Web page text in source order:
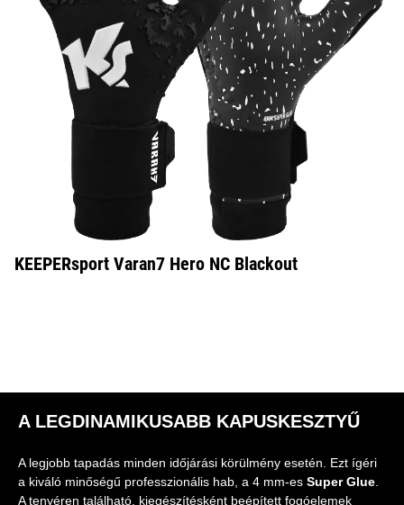
KEEPERsport Varan7 Hero NC Blackout
A LEGDINAMIKUSABB KAPUSKESZTYŰ
A legjobb tapadás minden időjárási körülmény esetén. Ezt ígéri
a kiváló minőségű professzionális hab, a 4 mm-es Super Glue
A tenyéren található, kiegészítésként beépített fogóelemek